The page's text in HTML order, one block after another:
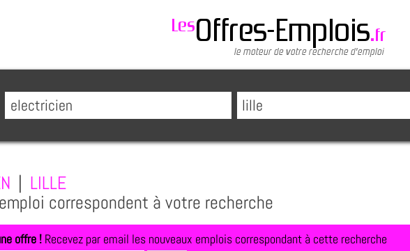
LILLE
correspondent à votre recherche
offre ! Recevez par email les nouveaux emplois correspondant à cette recherche